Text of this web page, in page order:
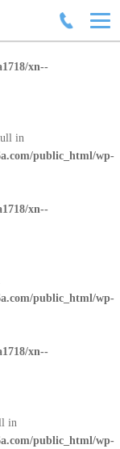
xn--
in
public_html/wp-
xn--
public_html/wp-
xn--
in
public_html/wp-